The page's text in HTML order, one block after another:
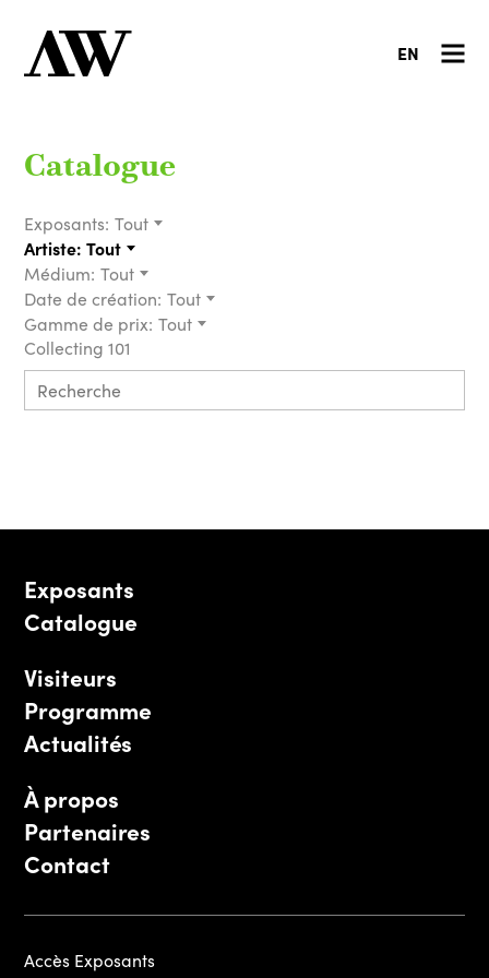
EN
Catalogue
Exposants: Tout
Artiste: Tout
Médium: Tout
Date de création: Tout
Gamme de prix: Tout
Collecting 101
Exposants
Catalogue
Visiteurs
Programme
Actualités
À propos
Partenaires
Contact
Accès Exposants